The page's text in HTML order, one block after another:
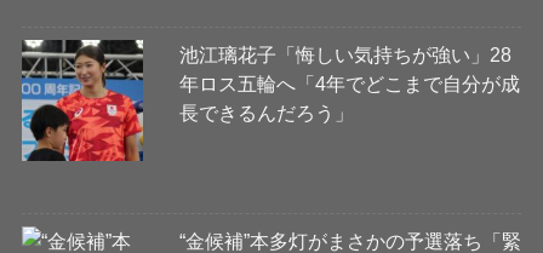
池江璃花子「悔しい気持ちが強い」28
年ロス五輪へ「4年でどこまで自分が成
長できるんだろう」
“金候補”本多灯がまさかの予選落ち「緊